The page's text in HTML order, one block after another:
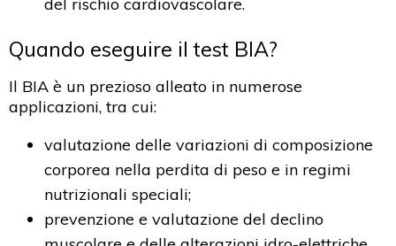
del rischio cardiovascolare.
Quando eseguire il test BIA?
Il BIA è un prezioso alleato in numerose
applicazioni, tra cui:
valutazione delle variazioni di composizione
corporea nella perdita di peso e in regimi
nutrizionali speciali;
prevenzione e valutazione del declino